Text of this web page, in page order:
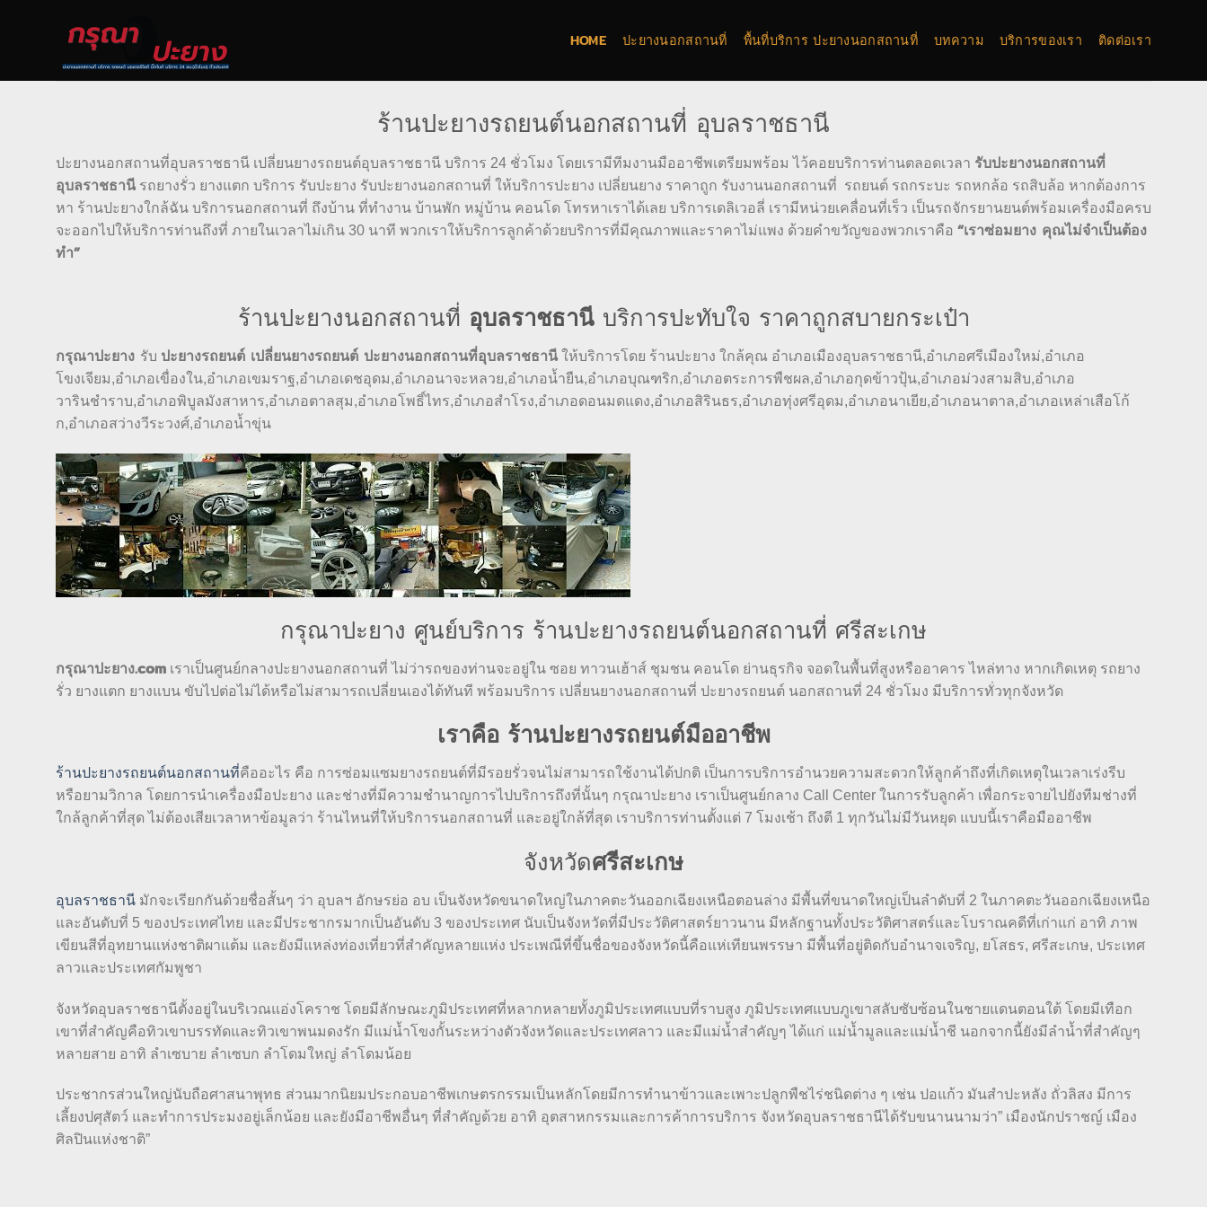
HOME ปะยางนอกสถานที่ พื้นที่บริการ ปะยางนอกสถานที่ บทความ บริการของเรา ติดต่อเรา
ร้านปะยางรถยนต์นอกสถานที่ อุบลราชธานี
ปะยางนอกสถานที่อุบลราชธานี เปลี่ยนยางรถยนต์อุบลราชธานี บริการ 24 ชั่วโมง โดยเรามีทีมงานมืออาชีพเตรียมพร้อม ไว้คอยบริการท่านตลอดเวลา รับปะยางนอกสถานที่
อุบลราชธานี รถยางรั่ว ยางแตก บริการ รับปะยาง รับปะยางนอกสถานที่ ให้บริการปะยาง เปลี่ยนยาง ราคาถูก รับงานนอกสถานที่ รถยนต์ รถกระบะ รถหกล้อ รถสิบล้อ หากต้องการ
หา ร้านปะยางใกล้ฉัน บริการนอกสถานที่ ถึงบ้าน ที่ทำงาน บ้านพัก หมู่บ้าน คอนโด โทรหาเราได้เลย บริการเดลิเวอลี่ เรามีหน่วยเคลื่อนที่เร็ว เป็นรถจักรยานยนต์พร้อมเครื่องมือครบ
จะออกไปให้บริการท่านถึงที่ ภายในเวลาไม่เกิน 30 นาที พวกเราให้บริการลูกค้าด้วยบริการที่มีคุณภาพและราคาไม่แพง ด้วยคำขวัญของพวกเราคือ “เราซ่อมยาง คุณไม่จำเป็นต้อง
ทำ”
ร้านปะยางนอกสถานที่ อุบลราชธานีบริการปะทับใจ ราคาถูกสบายกระเป๋า
กรุณาปะยาง รับ ปะยางรถยนต์ เปลี่ยนยางรถยนต์ ปะยางนอกสถานที่อุบลราชธานี ให้บริการโดย ร้านปะยาง ใกล้คุณ อำเภอเมืองอุบลราชธานี,อำเภอศรีเมืองใหม่,อำเภอ
โขงเจียม,อำเภอเขื่องใน,อำเภอเขมราฐ,อำเภอเดชอุดม,อำเภอนาจะหลวย,อำเภอน้ำยืน,อำเภอบุณฑริก,อำเภอตระการพืชผล,อำเภอกุดข้าวปุ้น,อำเภอม่วงสามสิบ,อำเภอ
วารินชำราบ,อำเภอพิบูลมังสาหาร,อำเภอตาลสุม,อำเภอโพธิ์ไทร,อำเภอสำโรง,อำเภอดอนมดแดง,อำเภอสิรินธร,อำเภอทุ่งศรีอุดม,อำเภอนาเยีย,อำเภอนาตาล,อำเภอเหล่าเสือโก้
ก,อำเภอสว่างวีระวงศ์,อำเภอน้ำขุ่น
กรุณาปะยาง ศูนย์บริการ ร้านปะยางรถยนต์นอกสถานที่ ศรีสะเกษ
กรุณาปะยาง.com เราเป็นศูนย์กลางปะยางนอกสถานที่ ไม่ว่ารถของท่านจะอยู่ใน ซอย ทาวนเฮ้าส์ ชุมชน คอนโด ย่านธุรกิจ จอดในพื้นที่สูงหรืออาคาร ไหล่ทาง หากเกิดเหตุ รถยาง
รั่ว ยางแตก ยางแบน ขับไปต่อไม่ได้หรือไม่สามารถเปลี่ยนเองได้ทันที พร้อมบริการ เปลี่ยนยางนอกสถานที่ ปะยางรถยนต์ นอกสถานที่ 24 ชั่วโมง มีบริการทั่วทุกจังหวัด
เราคือ ร้านปะยางรถยนต์มืออาชีพ
ร้านปะยางรถยนต์นอกสถานที่คืออะไร คือ การซ่อมแซมยางรถยนต์ที่มีรอยรั่วจนไม่สามารถใช้งานได้ปกติ เป็นการบริการอำนวยความสะดวกให้ลูกค้าถึงที่เกิดเหตุในเวลาเร่งรีบ
หรือยามวิกาล โดยการนำเครื่องมือปะยาง และช่างที่มีความชำนาญการไปบริการถึงที่นั้นๆ กรุณาปะยาง เราเป็นศูนย์กลาง Call Center ในการรับลูกค้า เพื่อกระจายไปยังทีมช่างที่
ใกล้ลูกค้าที่สุด ไม่ต้องเสียเวลาหาข้อมูลว่า ร้านไหนที่ให้บริการนอกสถานที่ และอยู่ใกล้ที่สุด เราบริการท่านตั้งแต่ 7 โมงเช้า ถึงตี 1 ทุกวันไม่มีวันหยุด แบบนี้เราคือมืออาชีพ
จังหวัดศรีสะเกษ
อุบลราชธานี มักจะเรียกกันด้วยชื่อสั้นๆ ว่า อุบลฯ อักษรย่อ อบ เป็นจังหวัดขนาดใหญ่ในภาคตะวันออกเฉียงเหนือตอนล่าง มีพื้นที่ขนาดใหญ่เป็นลำดับที่ 2 ในภาคตะวันออกเฉียงเหนือ
และอันดับที่ 5 ของประเทศไทย และมีประชากรมากเป็นอันดับ 3 ของประเทศ นับเป็นจังหวัดที่มีประวัติศาสตร์ยาวนาน มีหลักฐานทั้งประวัติศาสตร์และโบราณคดีที่เก่าแก่ อาทิ ภาพ
เขียนสีที่อุทยานแห่งชาติผาแต้ม และยังมีแหล่งท่องเที่ยวที่สำคัญหลายแห่ง ประเพณีที่ขึ้นชื่อของจังหวัดนี้คือแห่เทียนพรรษา มีพื้นที่อยู่ติดกับอำนาจเจริญ, ยโสธร, ศรีสะเกษ, ประเทศ
ลาวและประเทศกัมพูชา
จังหวัดอุบลราชธานีตั้งอยู่ในบริเวณแอ่งโคราช โดยมีลักษณะภูมิประเทศที่หลากหลายทั้งภูมิประเทศแบบที่ราบสูง ภูมิประเทศแบบภูเขาสลับซับซ้อนในชายแดนตอนใต้ โดยมีเทือก
เขาที่สำคัญคือทิวเขาบรรทัดและทิวเขาพนมดงรัก มีแม่น้ำโขงกั้นระหว่างตัวจังหวัดและประเทศลาว และมีแม่น้ำสำคัญๆ ได้แก่ แม่น้ำมูลและแม่น้ำชี นอกจากนี้ยังมีลำน้ำที่สำคัญๆ
หลายสาย อาทิ ลำเซบาย ลำเซบก ลำโดมใหญ่ ลำโดมน้อย
ประชากรส่วนใหญ่นับถือศาสนาพุทธ ส่วนมากนิยมประกอบอาชีพเกษตรกรรมเป็นหลักโดยมีการทำนาข้าวและเพาะปลูกพืชไร่ชนิดต่าง ๆ เช่น ปอแก้ว มันสำปะหลัง ถั่วลิสง มีการ
เลี้ยงปศุสัตว์ และทำการประมงอยู่เล็กน้อย และยังมีอาชีพอื่นๆ ที่สำคัญด้วย อาทิ อุตสาหกรรมและการค้าการบริการ จังหวัดอุบลราชธานีได้รับขนานนามว่า” เมืองนักปราชญ์ เมือง
ศิลปินแห่งชาติ”